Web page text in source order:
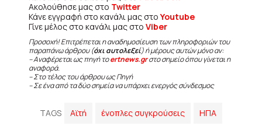
Ακολούθησε μας στο Twitter
Κάνε εγγραφή στο κανάλι μας στοYoutube
Γίνε μέλος στο κανάλι μας στο Viber
Προσοχή! Επιτρέπεται η αναδημοσίευση των πληροφοριών του
παραπάνω άρθρου (όχι αυτολεξεί) ή μέρους αυτών μόνο αν:
– Αναφέρεται ως πηγή τοertnews.grστο σημείο όπου γίνεται η
αναφορά.
– Στο τέλος του άρθρου ως Πηγή
– Σε ένα από τα δύο σημεία να υπάρχει ενεργός σύνδεσμος
TAGS Αϊτή ένοπλες συγκρούσεις ΗΠΑ